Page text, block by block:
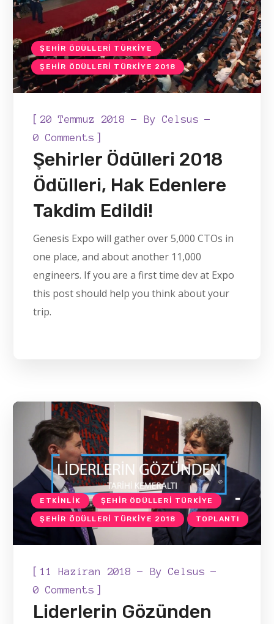
ŞEHIR ÖDÜLLERI TÜRKIYE
ŞEHIR ÖDÜLLERI TÜRKIYE 2018
[ 20 Temmuz 2018 ByCelsus
0 Comments ]
Şehirler Ödülleri 2018
Ödülleri, Hak Edenlere
Takdim Edildi!
Genesis Expo will gather over 5,000 CTOs in
one place, and about another 11,000
engineers. If you are a first time dev at Expo
this post should help you think about your
trip.
ETKINLIK ŞEHIR ÖDÜLLERI TÜRKIYE
ŞEHIR ÖDÜLLERI TÜRKIYE 2018 TOPLANTI
[11 Haziran 2018 ByCelsus
0 Comments ]
Liderlerin Gözünden